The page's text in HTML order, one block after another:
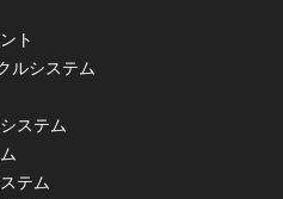
ト
ルシステム
ステム
テム